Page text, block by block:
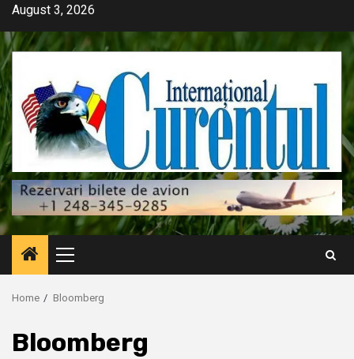
Skip
content
August 3, 2026
Primary
Menu
Home Bloomberg
Bloomberg